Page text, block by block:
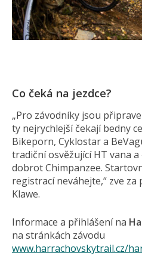
Co čeká na jezdce?
„Pro závodníky jsou
ty nejrychlejší čekají bedny
Bikeporn, Cyklostar a
tradiční osvěžující HT vana
dobrot Chimpanzee.
registrací neváhejte,“ zve
Klawe.
Informace a přihlášení na
na stránkách závodu
www.harrachovskytrail.cz/